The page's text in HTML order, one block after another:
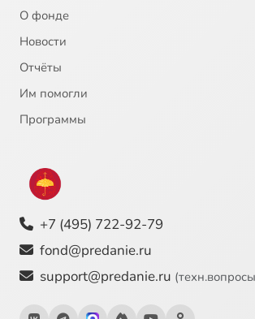
О фонде
Новости
Отчёты
Им помогли
Программы
+7 (495) 722-92-79
fond@predanie.ru
support@predanie.ru